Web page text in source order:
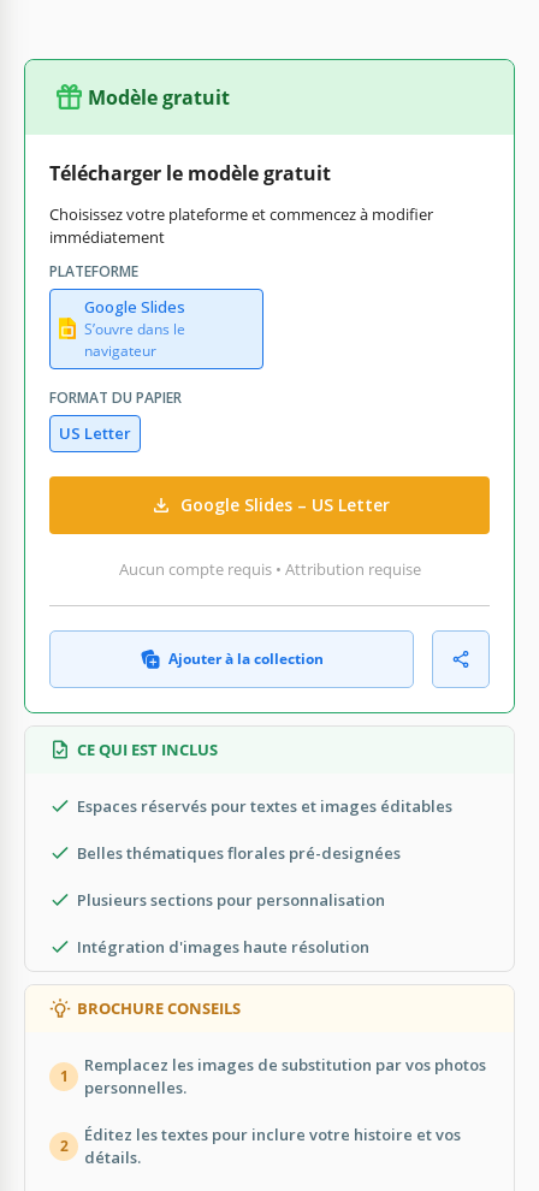
Modèle gratuit
Télécharger le modèle gratuit
Choisissez votre plateforme et commencez à modifier
immédiatement
PLATEFORME
Google Slides
S’ouvre dans le
navigateur
FORMAT DU PAPIER
US Letter
Google Slides – US Letter
Aucun compte requis • Attribution requise
Ajouter à la collection
CE QUI EST INCLUS
Espaces réservés pour textes et images éditables
Belles thématiques florales pré-designées
Plusieurs sections pour personnalisation
Intégration d'images haute résolution
BROCHURE CONSEILS
1
Remplacez les images de substitution par vos photos
personnelles.
2
Éditez les textes pour inclure votre histoire et vos
détails.